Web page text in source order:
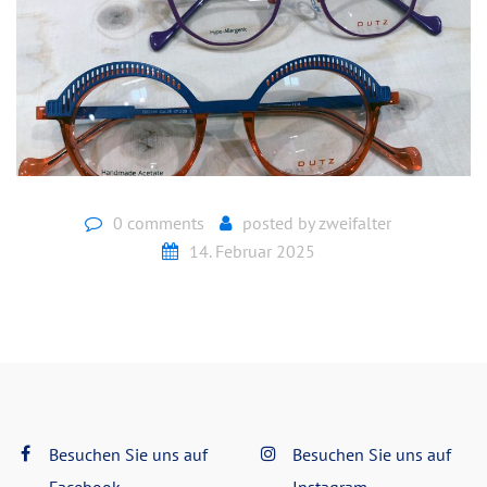
0 comments posted by zweifalter
14. Februar 2025
Besuchen Sie uns auf
Besuchen Sie uns auf